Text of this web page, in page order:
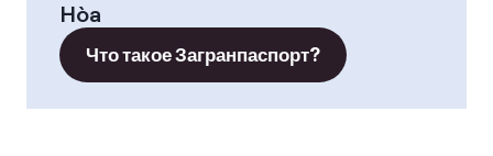
Hòa
Что такое Загранпаспорт?